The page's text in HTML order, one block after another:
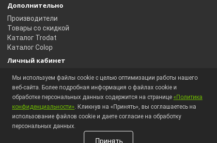
Дополнительно
Производители
Товары со скидкой
Каталог Trodat
Каталог Colop
Личный кабинет
Личный кабинет
История заказов
Избранное
Рассылка новостей
Магазин оснастки © 2018 — 2026
Мы используем файлы cookie с целью оптимизации работы нашего
веб-сайта. Более подробная информация о файлах cookie и
обработке персональных данных содержится на странице «Политика
конфиденциальности». Кликнув на «Принять», вы соглашаетесь на
использование файлов cookie и даете согласие на обработку
персональных данных.
Принять